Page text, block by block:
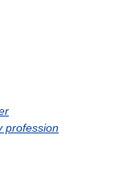
profession